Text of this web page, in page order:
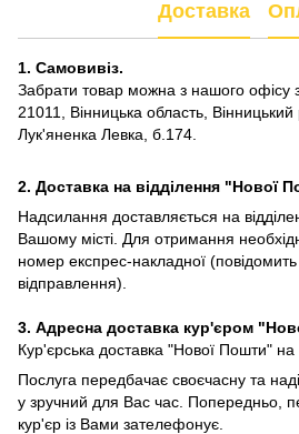
Доставка
1. Самовивіз.
Забрати товар можна з нашого офісу
21011, Вінницька область,
Лук'яненка Левка, б.174.
2. Доставка на відділення "Нової
Надсилання доставляється на
Вашому місті. Для отримання
номер експрес-накладної
відправлення).
3. Адресна доставка кур'єром
Кур'єрська доставка "Нової Пошти"
Послуга передбачає своєчасну та
у зручний для Вас час. Попередньо,
кур'єр із Вами зателефонує.